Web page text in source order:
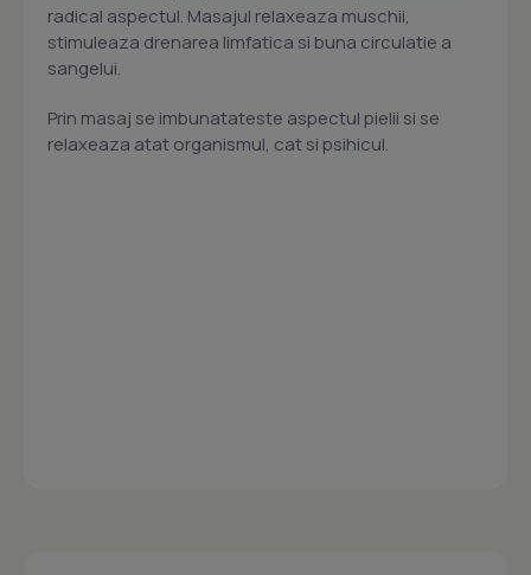
radical aspectul. Masajul relaxeaza muschii,
stimuleaza drenarea limfatica si buna circulatie a
sangelui.
Prin masaj se imbunatateste aspectul pielii si se
relaxeaza atat organismul, cat si psihicul.